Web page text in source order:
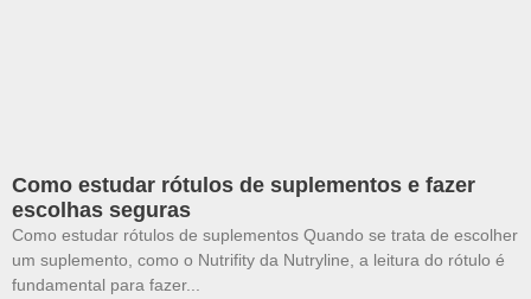
Como estudar rótulos de suplementos e fazer
escolhas seguras
Como estudar rótulos de suplementos Quando se trata de escolher
um suplemento, como o Nutrifity da Nutryline, a leitura do rótulo é
fundamental para fazer